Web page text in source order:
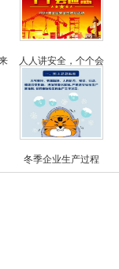
人人讲安全，个个会
冬季企业生产过程